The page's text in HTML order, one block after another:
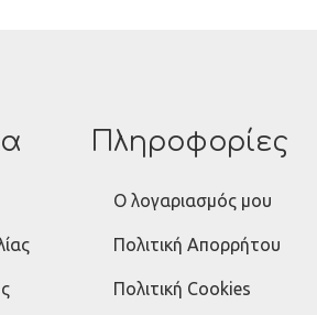
Πληροφορίες
Ο λογαριασμός μου
Πολιτική Απορρήτου
Πολιτική Cookies